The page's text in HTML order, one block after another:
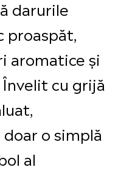
darurile
proaspăt,
aromatice și
cu grijă
o simplă
al